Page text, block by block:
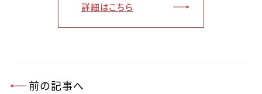
詳細はこちら
前の記事へ